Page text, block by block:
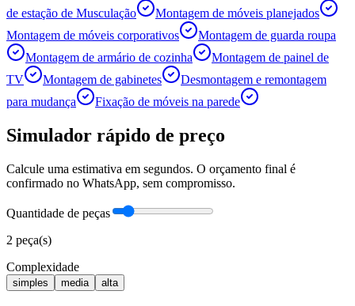
de estação de Musculação
Montagem de móveis planejados
Montagem de móveis corporativos
Montagem de guarda roupa
Montagem de armário de cozinha
Montagem de painel de
TV
Montagem de gabinetes
Desmontagem e remontagem
para mudança
Fixação de móveis na parede
Simulador rápido de preço
Calcule uma estimativa em segundos. O orçamento final é
confirmado no WhatsApp, sem compromisso.
Quantidade de peças
2 peça(s)
Complexidade
simples media alta